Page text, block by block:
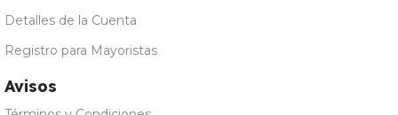
Detalles de la Cuenta
Registro para Mayoristas
Avisos